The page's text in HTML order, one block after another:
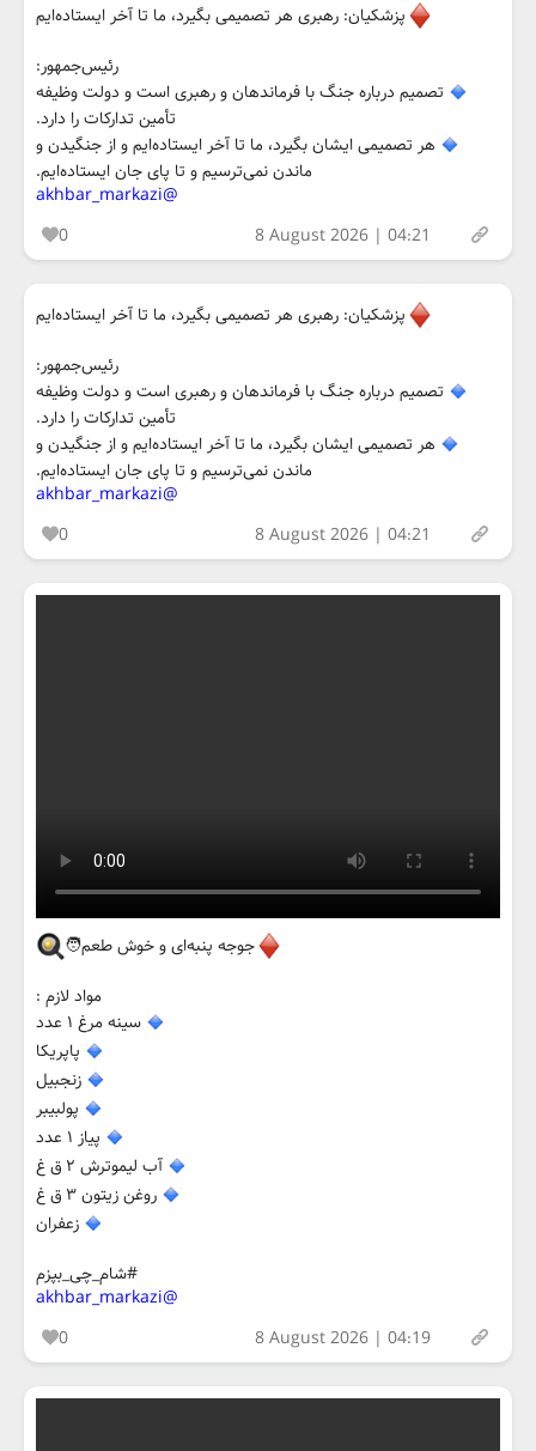
پزشکیان: رهبری هر تصمیمی بگیرد، ما تا آخر ایستاده‌ایم
رئیس‌جمهور:
تصمیم درباره جنگ با فرماندهان و رهبری است و دولت وظیفه
تأمین تدارکات را دارد.
هر تصمیمی ایشان بگیرد، ما تا آخر ایستاده‌ایم و از جنگیدن و
ماندن نمی‌ترسیم و تا پای جان ایستاده‌ایم.
@akhbar_markazi
0
8 August 2026 | 04:21
پزشکیان: رهبری هر تصمیمی بگیرد، ما تا آخر ایستاده‌ایم
رئیس‌جمهور:
تصمیم درباره جنگ با فرماندهان و رهبری است و دولت وظیفه
تأمین تدارکات را دارد.
هر تصمیمی ایشان بگیرد، ما تا آخر ایستاده‌ایم و از جنگیدن و
ماندن نمی‌ترسیم و تا پای جان ایستاده‌ایم.
@akhbar_markazi
0
8 August 2026 | 04:21
جوجه پنبه‌ای و خوش طعم🧑‍
مواد لازم :
سینه مرغ ۱ عدد
پاپریکا
زنجبیل
پولبیبر
پیاز ۱ عدد
آب لیموترش ۲ ق غ
روغن زیتون ۳ ق غ
زعفران
#شام_چی_بپزم
@akhbar_markazi
0
8 August 2026 | 04:19